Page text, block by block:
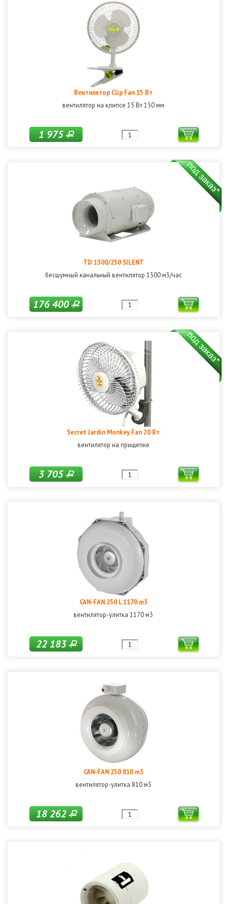
Вентилятор Clip Fan 15 Вт
вентилятор на клипсе 15 Вт 150 мм
1 975Р
TD 1300/250 SILENT
бесшумный канальный вентилятор 1300 м3/час
176 400Р
Secret Jardin Monkey Fan 20 Вт
вентилятор на прищепке
3 705Р
CAN-FAN 250 L 1170 m3
вентилятор-улитка 1170 м3
22 183Р
CAN-FAN 250 810 m3
вентилятор-улитка 810 м3
18 262Р